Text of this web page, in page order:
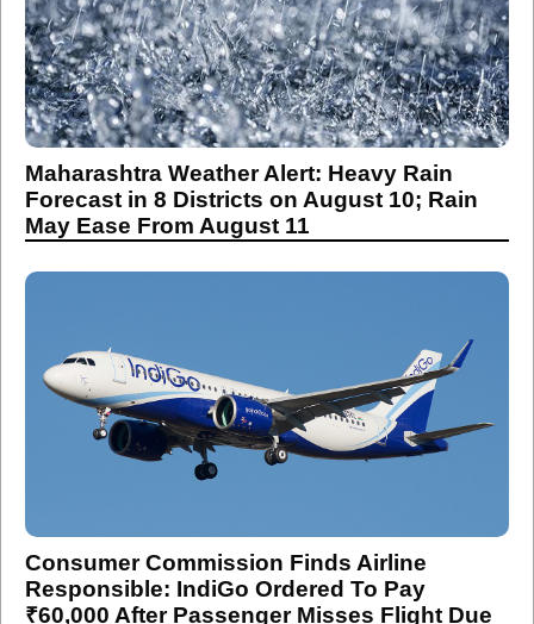
Maharashtra Weather Alert: Heavy Rain
Forecast in 8 Districts on August 10; Rain
May Ease From August 11
Consumer Commission Finds Airline
Responsible: IndiGo Ordered To Pay
₹60,000 After Passenger Misses Flight Due